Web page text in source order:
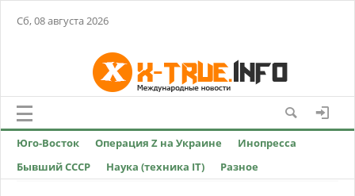
Сб, 08 августа 2026
Юго-Восток Операция Z на Украине
Инопресса
Бывший СССР
Наука (техника IT) Разное